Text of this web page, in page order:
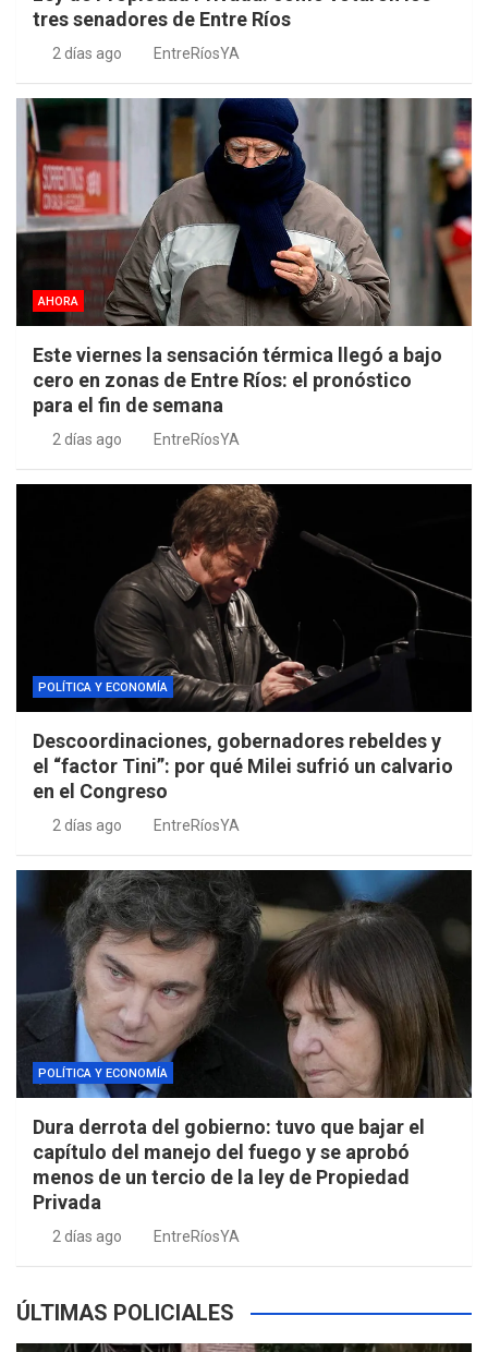
tres senadores de Entre Ríos
2 días ago EntreRíosYA
AHORA
Este viernes la sensación térmica llegó a bajo
cero en zonas de Entre Ríos: el pronóstico
para el fin de semana
2 días ago EntreRíosYA
POLÍTICA Y ECONOMÍA
Descoordinaciones, gobernadores rebeldes y
el “factor Tini”: por qué Milei sufrió un calvario
en el Congreso
2 días ago EntreRíosYA
POLÍTICA Y ECONOMÍA
Dura derrota del gobierno: tuvo que bajar el
capítulo del manejo del fuego y se aprobó
menos de un tercio de la ley de Propiedad
Privada
2 días ago EntreRíosYA
ÚLTIMAS POLICIALES